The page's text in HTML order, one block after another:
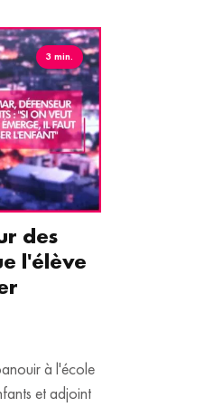
3 min.
des
l'élève
à l'école
et adjoint